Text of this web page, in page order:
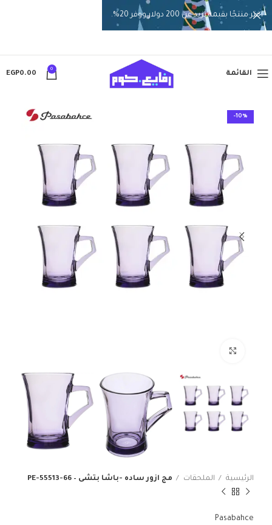
القائمة
0
EGP0.00
-10%
الرئيسية الملحقات مج ازور ساده -باشا بتشى – PE-55513-66
Pasabahce
اختر منتجًا بقيمة تزيد عن 200 دولار ووفر 20%.